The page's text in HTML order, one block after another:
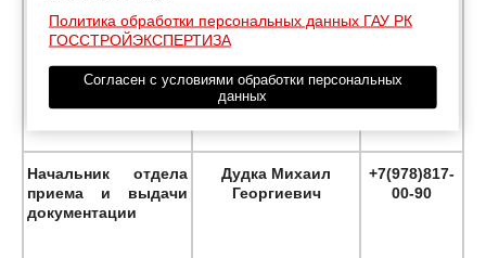
Политика обработки персональных данных ГАУ РК
ГОССТРОЙЭКСПЕРТИЗА
Согласен с условиями обработки персональных
данных
Косикова Валентина
Валентиновна
Начальник отдела
приема и выдачи
документации
Дудка Михаил
Георгиевич
+7(978)817-
00-90